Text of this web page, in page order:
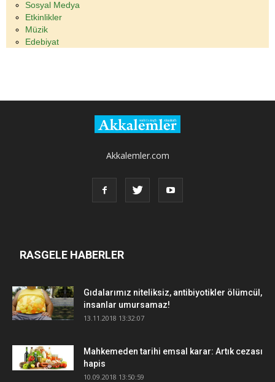
Sosyal Medya
Etkinlikler
Müzik
Edebiyat
Akkalemler.com
RASGELE HABERLER
Gıdalarımız niteliksiz, antibiyotikler ölümcül,
insanlar umursamaz!
13.11.2018 13:32:07
Mahkemeden tarihi emsal karar: Artık cezası
hapis
10.09.2018 13:50:59